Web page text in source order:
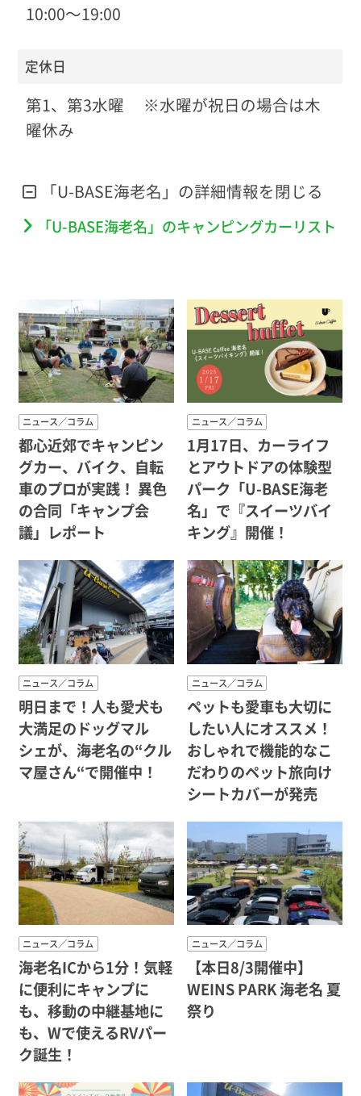
10:00〜19:00
定休日
第1、第3水曜 ※水曜が祝日の場合は木
曜休み
「U-BASE海老名」の詳細情報を
「U-BASE海老名」のキャンピングカーリスト
ニュース／コラム
都心近郊でキャンピン
グカー、バイク、自転
車のプロが実践！ 異色
の合同「キャンプ会
議」レポート
ニュース／コラム
1月17日、カーライフ
とアウトドアの体験型
パーク「U-BASE海老
名」で『スイーツバイ
キング』開催！
ニュース／コラム
明日まで！人も愛犬も
大満足のドッグマル
シェが、海老名の“クル
マ屋さん“で開催中！
ニュース／コラム
ペットも愛車も大切に
したい人にオススメ！
おしゃれで機能的なこ
だわりのペット旅向け
シートカバーが発売
ニュース／コラム
海老名ICから1分！気軽
に便利にキャンプに
も、移動の中継基地に
も、Wで使えるRVパー
ク誕生！
ニュース／コラム
【本日8/3開催中】
WEINS PARK 海老名 夏
祭り